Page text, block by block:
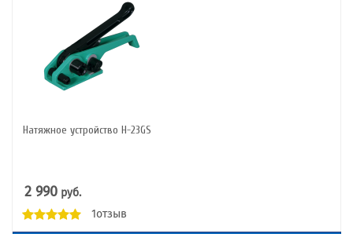
Натяжное устройство Н-23GS
2 990 руб.
1отзыв